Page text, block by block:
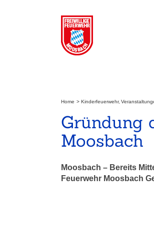
Home Kinderfeuerwehr
Gründung
Moosbach
Moosbach – Bereits
Feuerwehr Moosbach